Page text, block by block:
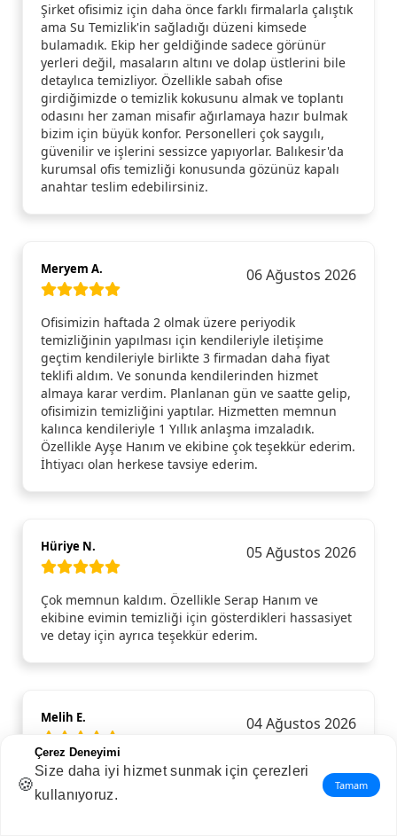
Şirket ofisimiz için daha önce farklı firmalarla çalıştık
ama Su Temizlik'in sağladığı düzeni kimsede
bulamadık. Ekip her geldiğinde sadece görünür
yerleri değil, masaların altını ve dolap üstlerini bile
detaylıca temizliyor. Özellikle sabah ofise
girdiğimizde o temizlik kokusunu almak ve toplantı
odasını her zaman misafir ağırlamaya hazır bulmak
bizim için büyük konfor. Personelleri çok saygılı,
güvenilir ve işlerini sessizce yapıyorlar. Balıkesir'da
kurumsal ofis temizliği konusunda gözünüz kapalı
anahtar teslim edebilirsiniz.
Meryem A. 06 Ağustos 2026
Ofisimizin haftada 2 olmak üzere periyodik
temizliğinin yapılması için kendileriyle iletişime
geçtim kendileriyle birlikte 3 firmadan daha fiyat
teklifi aldım. Ve sonunda kendilerinden hizmet
almaya karar verdim. Planlanan gün ve saatte gelip,
ofisimizin temizliğini yaptılar. Hizmetten memnun
kalınca kendileriyle 1 Yıllık anlaşma imzaladık.
Özellikle Ayşe Hanım ve ekibine çok teşekkür ederim.
İhtiyacı olan herkese tavsiye ederim.
Hüriye N. 05 Ağustos 2026
Çok memnun kaldım. Özellikle Serap Hanım ve
ekibine evimin temizliği için gösterdikleri hassasiyet
ve detay için ayrıca teşekkür ederim.
Melih E. 04 Ağustos 2026
Ev temizliği için Hizmet Artı’yı tercih ettim, ekip tam
saatinde geldi. Özellikle mutfak ve banyo kısmında
gerçekten detaylı çalıştılar. Ev mis gibi oldu, içime
🍪
Çerez Deneyimi
Size daha iyi hizmet sunmak için çerezleri
kullanıyoruz.
Tamam